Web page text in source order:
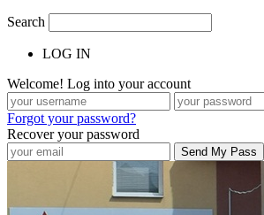
Search
LOG IN
Welcome! Log into your account
Forgot your password?
Recover your password